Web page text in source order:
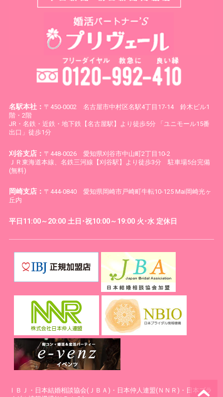
名駅本社： 〒450-0002 名古屋市中村区名駅4丁目17-14 鈴木ビル1
階・2階
JR・名鉄・近鉄・地下鉄【名古屋駅】より徒歩5分 「ユニモール15番
出口」徒歩1分
刈谷支店： 〒448-0026 愛知県刈谷市中山町2丁目10-2
ＪＲ東海道本線、名鉄三河線【刈谷駅】より徒歩3分 駐車場5台完備
(無料)
岡崎支店： 〒444-0840 愛知県岡崎市戸崎町牛転10-125 Mai岡崎光ヶ
丘内
平日11:00～20:00 土日･祝10:00～19:00 火･水 定休日
ⅠＢＪ・日本結婚相談協会(ＪＢＡ)・日本仲人連盟(ＮＮＲ)・日本ブラ